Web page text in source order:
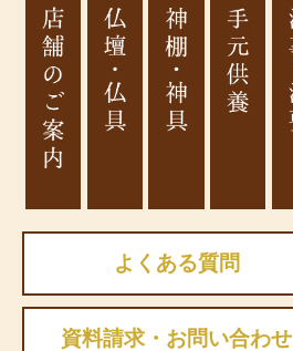
よくある質問
資料請求・お問い合わせ